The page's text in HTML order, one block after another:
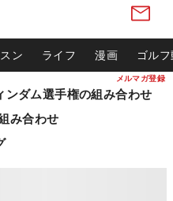
メルマガ登録
ン ライフ 漫画 ゴル
ダム選手権の組み合わせ
み合わせ